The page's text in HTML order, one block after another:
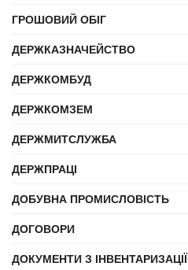
ГРОШОВИЙ ОБІГ
ДЕРЖКАЗНАЧЕЙСТВО
ДЕРЖКОМБУД
ДЕРЖКОМЗЕМ
ДЕРЖМИТСЛУЖБА
ДЕРЖПРАЦІ
ДОБУВНА ПРОМИСЛОВІСТЬ
ДОГОВОРИ
ДОКУМЕНТИ З ІНВЕНТАРИЗАЦІЇ